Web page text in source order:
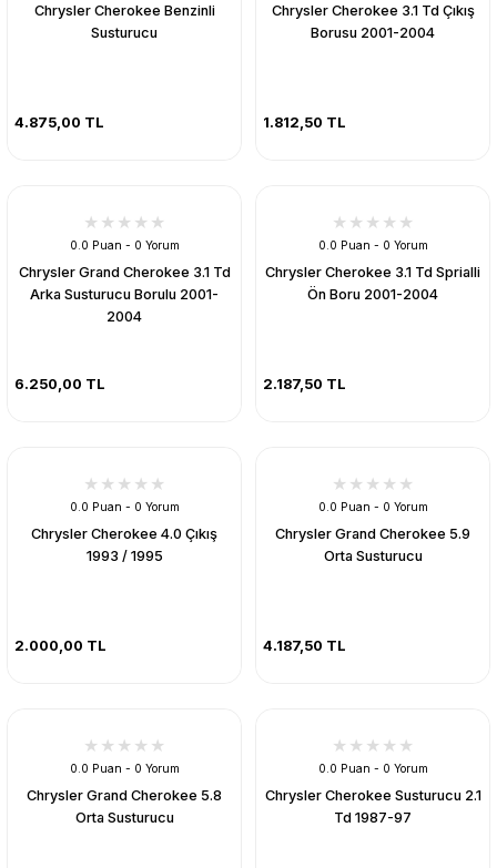
Chrysler Cherokee Benzinli
Susturucu
4.875,00 TL
Chrysler Cherokee 3.1 Td Çıkış
Borusu 2001-2004
1.812,50 TL
0.0 Puan - 0 Yorum
Chrysler Grand Cherokee 3.1 Td
Arka Susturucu Borulu 2001-
2004
6.250,00 TL
0.0 Puan - 0 Yorum
Chrysler Cherokee 3.1 Td Sprialli
Ön Boru 2001-2004
2.187,50 TL
0.0 Puan - 0 Yorum
Chrysler Cherokee 4.0 Çıkış
1993 / 1995
2.000,00 TL
0.0 Puan - 0 Yorum
Chrysler Grand Cherokee 5.9
Orta Susturucu
4.187,50 TL
0.0 Puan - 0 Yorum
Chrysler Grand Cherokee 5.8
Orta Susturucu
0.0 Puan - 0 Yorum
Chrysler Cherokee Susturucu 2.1
Td 1987-97